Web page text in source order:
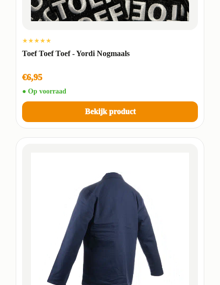
★★★★★
Toef Toef Toef - Yordi Nogmaals
€6,95
● Op voorraad
Bekijk product